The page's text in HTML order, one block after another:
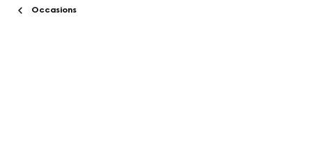
Occasions